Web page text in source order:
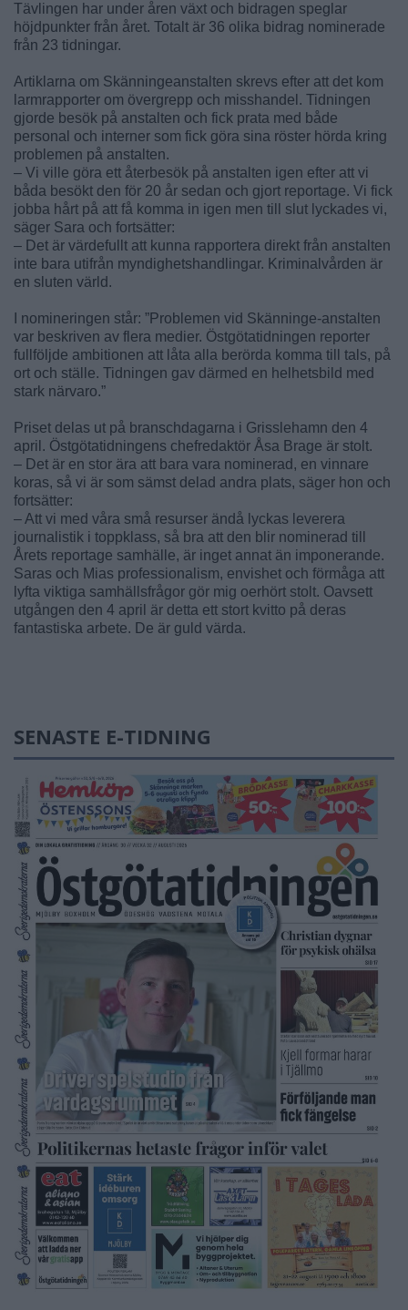
Tävlingen har under åren växt och bidragen speglar
höjdpunkter från året. Totalt är 36 olika bidrag nominerade
från 23 tidningar.
Artiklarna om Skänningeanstalten skrevs efter att det kom
larmrapporter om övergrepp och misshandel. Tidningen
gjorde besök på anstalten och fick prata med både
personal och interner som fick göra sina röster hörda kring
problemen på anstalten.
– Vi ville göra ett återbesök på anstalten igen efter att vi
båda besökt den för 20 år sedan och gjort reportage. Vi fick
jobba hårt på att få komma in igen men till slut lyckades vi,
säger Sara och fortsätter:
– Det är värdefullt att kunna rapportera direkt från anstalten
inte bara utifrån myndighetshandlingar. Kriminalvården är
en sluten värld.
I nomineringen står: ”Problemen vid Skänninge-anstalten
var beskriven av flera medier. Östgötatidningen reporter
fullföljde ambitionen att låta alla berörda komma till tals, på
ort och ställe. Tidningen gav därmed en helhetsbild med
stark närvaro.”
Priset delas ut på branschdagarna i Grisslehamn den 4
april. Östgötatidningens chefredaktör Åsa Brage är stolt.
– Det är en stor ära att bara vara nominerad, en vinnare
koras, så vi är som sämst delad andra plats, säger hon och
fortsätter:
– Att vi med våra små resurser ändå lyckas leverera
journalistik i toppklass, så bra att den blir nominerad till
Årets reportage samhälle, är inget annat än imponerande.
Saras och Mias professionalism, envishet och förmåga att
lyfta viktiga samhällsfrågor gör mig oerhört stolt. Oavsett
utgången den 4 april är detta ett stort kvitto på deras
fantastiska arbete. De är guld värda.
SENASTE E-TIDNING